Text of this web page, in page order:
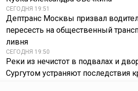
СЕГОДНЯ 19:51
Дептранс Москвы призвал
пересесть на общественный
ливня
СЕГОДНЯ 19:50
Реки из нечистот в подвалах и
Сургутом устраняют последствия